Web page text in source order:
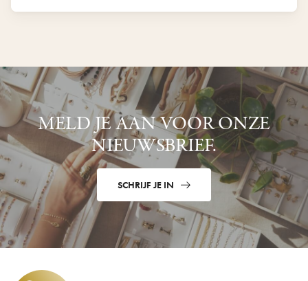
MELD JE AAN VOOR ONZE
NIEUWSBRIEF.
SCHRIJF JE IN